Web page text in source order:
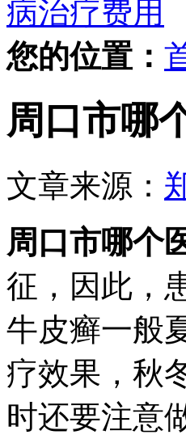
病治疗费用
您的位置：
周口市哪
文章来源：
周口市哪个
征，因此，
牛皮癣一般
疗效果，秋
时还要注意